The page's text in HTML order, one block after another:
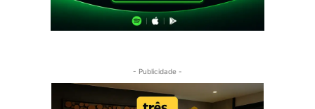
- Publicidade -